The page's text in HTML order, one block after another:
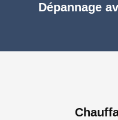
Dépannage